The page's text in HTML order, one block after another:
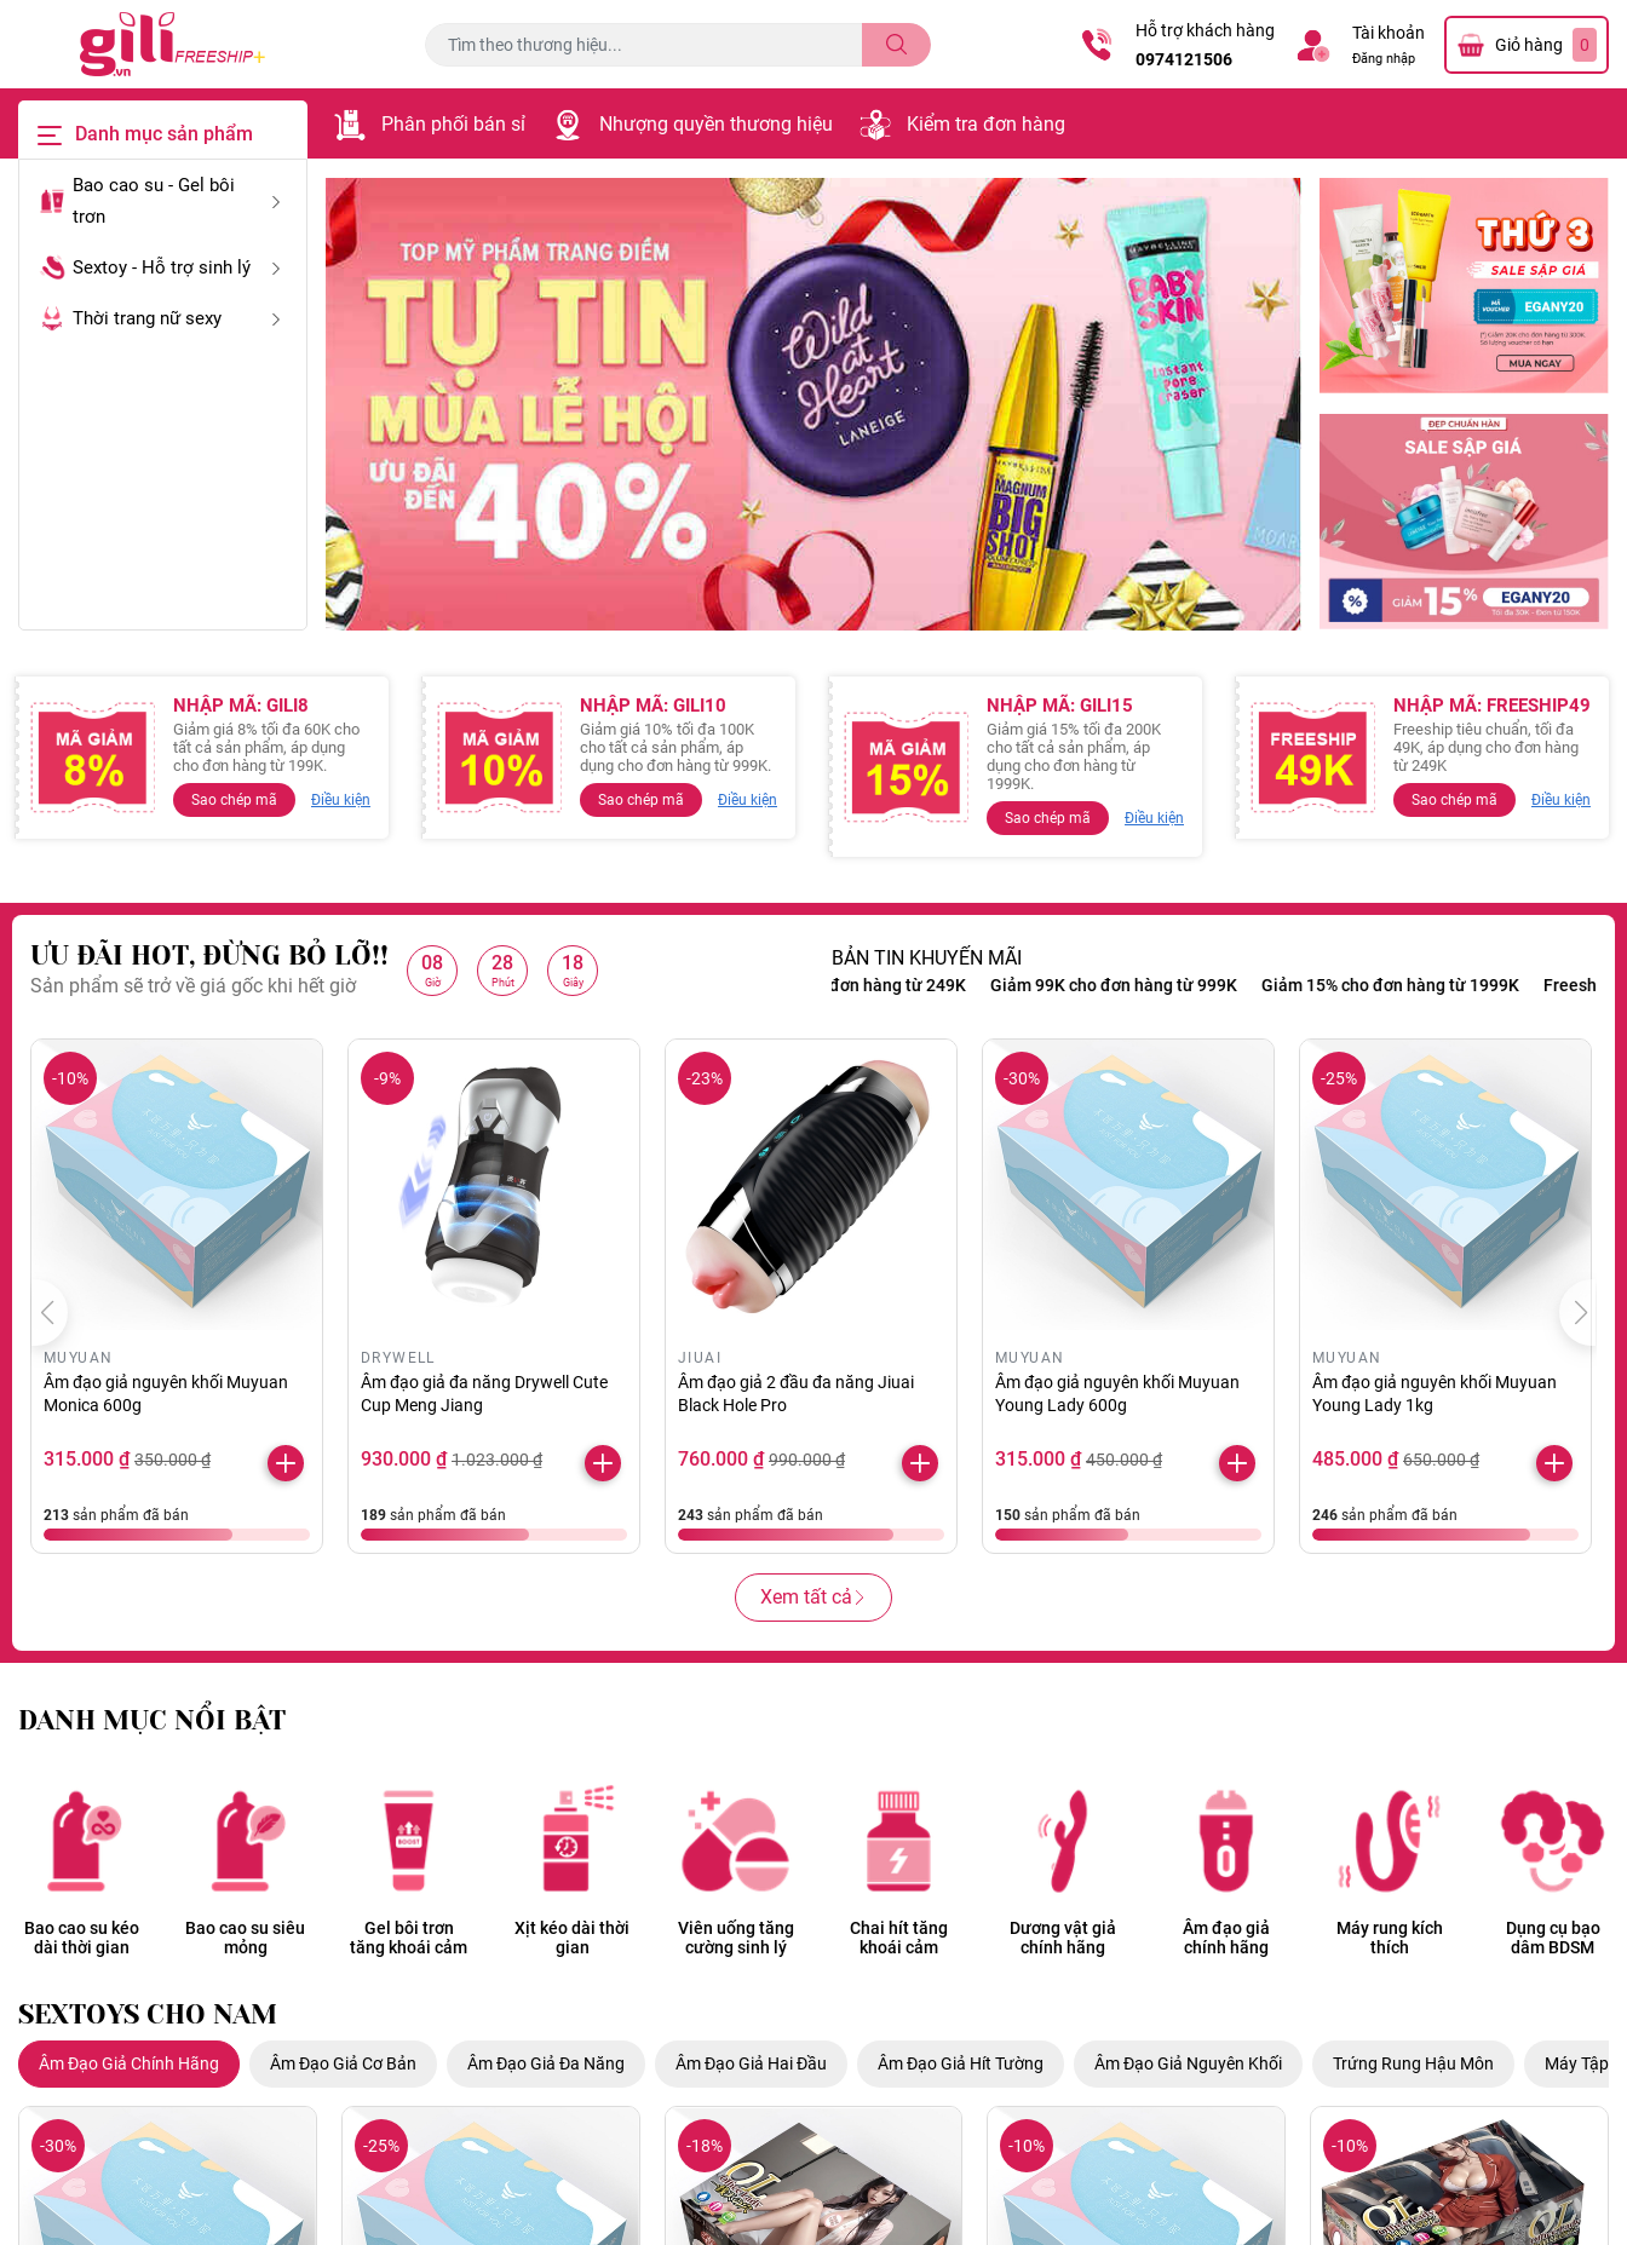
Hỗ trợ khách hàng
0974121506
Tài khoản
Đăng nhập
Giỏ hàng 0
Danh mục sản phẩm Phân phối bán sỉ Nhượng quyền thương hiệu Kiểm tra đơn hàng
Bao cao su - Gel bôi
trơn
Sextoy - Hỗ trợ sinh lý
Thời trang nữ sexy
NHẬP MÃ: GILI8
Giảm giá 8% tối đa 60K cho
tất cả sản phẩm, áp dụng
cho đơn hàng từ 199K.
Sao chép mã Điều kiện
NHẬP MÃ: GILI10
Giảm giá 10% tối đa 100K
cho tất cả sản phẩm, áp
dụng cho đơn hàng từ 999K.
Sao chép mã Điều kiện
NHẬP MÃ: GILI15
Giảm giá 15% tối đa 200K
cho tất cả sản phẩm, áp
dụng cho đơn hàng từ
1999K.
Sao chép mã Điều kiện
NHẬP MÃ: FREESHIP49
Freeship tiêu chuẩn, tối đa
49K, áp dụng cho đơn hàng
từ 249K
Sao chép mã Điều kiện
ƯU ĐÃI HOT, ĐỪNG BỎ LỠ!!
Sản phẩm sẽ trở về giá gốc khi hết giờ
08
Giờ
28
Phút
18
Giây
BẢN TIN KHUYẾN MÃI
Giảm 99K cho đơn hàng từ 999K Giảm 15% cho đơn hàng từ 1999K Freeship cho đơn hàng từ 249K Giảm 99K cho đơn hàng từ 999K
-30%
MUYUAN
Âm đạo giả nguyên khối Muyuan
Young Lady 600g
315.000 ₫ 450.000 ₫
150 sản phẩm đã bán
-25%
MUYUAN
Âm đạo giả nguyên khối Muyuan
Young Lady 1kg
485.000 ₫ 650.000 ₫
246 sản phẩm đã bán
-10%
MUYUAN
Âm đạo giả nguyên khối Muyuan
Monica 600g
315.000 ₫ 350.000 ₫
213 sản phẩm đã bán
-9%
DRYWELL
Âm đạo giả đa năng Drywell Cute
Cup Meng Jiang
930.000 ₫ 1.023.000 ₫
189 sản phẩm đã bán
-23%
JIUAI
Âm đạo giả 2 đầu đa năng Jiuai
Black Hole Pro
760.000 ₫ 990.000 ₫
243 sản phẩm đã bán
Xem tất cả
DANH MỤC NỔI BẬT
Bao cao su kéo
dài thời gian
Bao cao su siêu
mỏng
Gel bôi trơn
tăng khoái cảm
Xịt kéo dài thời
gian
Viên uống tăng
cường sinh lý
Chai hít tăng
khoái cảm
Dương vật giả
chính hãng
Âm đạo giả
chính hãng
Máy rung kích
thích
Dụng cụ bạo
dâm BDSM
SEXTOYS CHO NAM
Âm Đạo Giả Chính Hãng Âm Đạo Giả Cơ Bản Âm Đạo Giả Đa Năng Âm Đạo Giả Hai Đầu Âm Đạo Giả Hít Tường Âm Đạo Giả Nguyên Khối Trứng Rung Hậu Môn Máy Tập
-30% -25% -18% -10% -10%